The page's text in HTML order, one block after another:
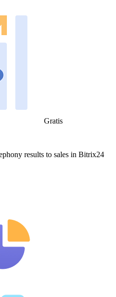
Gratis
results to sales in Bitrix24